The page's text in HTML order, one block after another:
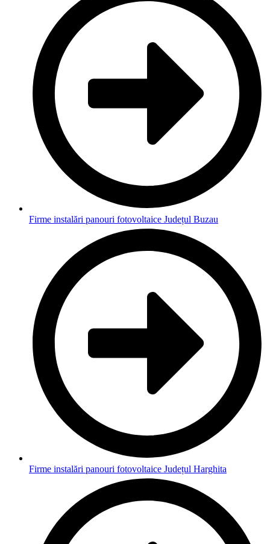
Firme instalări panouri fotovoltaice Județul Buzau
Firme instalări panouri fotovoltaice Județul Harghita